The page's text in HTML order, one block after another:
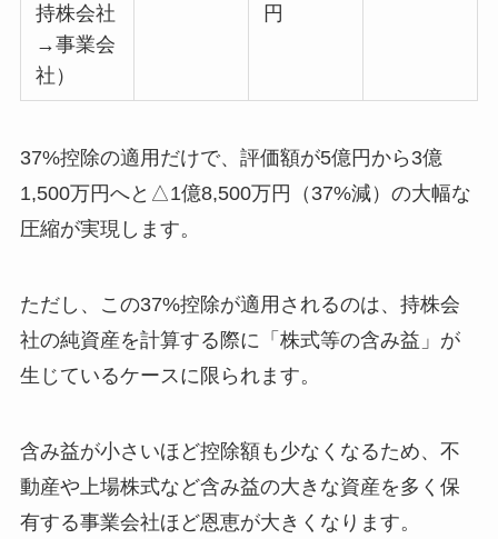
持株会社
→事業会
社）
円
37%控除の適用だけで、評価額が5億円から3億
1,500万円へと△1億8,500万円（37%減）の大幅な
圧縮が実現します。
ただし、この37%控除が適用されるのは、持株会
社の純資産を計算する際に「株式等の含み益」が
生じているケースに限られます。
含み益が小さいほど控除額も少なくなるため、不
動産や上場株式など含み益の大きな資産を多く保
有する事業会社ほど恩恵が大きくなります。